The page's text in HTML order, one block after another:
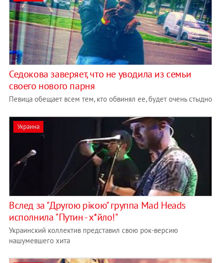
Седокова заверяет, что не уводила из семьи
своего нового парня
Певица обещает всем тем, кто обвинял ее, будет очень стыдно
Украина
Вслед за "Другою рiкою" группа Mad Heads
исполнила "Путин - х*йло!"
Украинский коллектив представил свою рок-версию
нашумевшего хита